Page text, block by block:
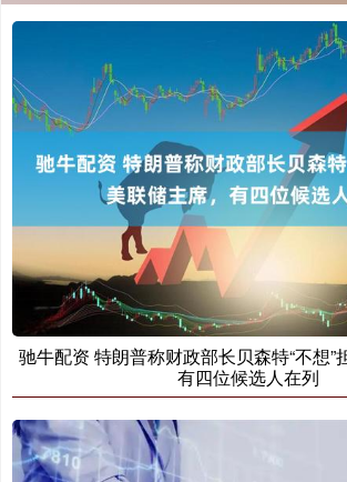
驰牛配资 特朗普称财政部长贝森特“不想”
有四位候选人在列